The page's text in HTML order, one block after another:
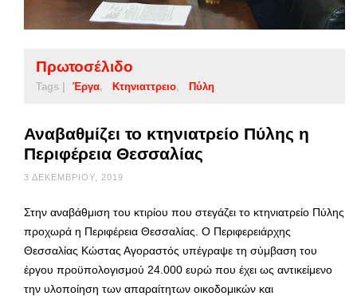
Πρωτοσέλιδο
Tags | Έργα Κτηνιαττρειο Πύλη
Αναβαθμίζει το κτηνιατρείο Πύλης η
Περιφέρεια Θεσσαλίας
3 ΔΕΚΕΜΒΡΊΟΥ, 2019
Στην αναβάθμιση του κτιρίου που στεγάζει το κτηνιατρείο Πύλης
προχωρά η Περιφέρεια Θεσσαλίας. Ο Περιφερειάρχης
Θεσσαλίας Κώστας Αγοραστός υπέγραψε τη σύμβαση του
έργου προϋπολογισμού 24.000 ευρώ που έχει ως αντικείμενο
την υλοποίηση των απαραίτητων οικοδομικών και